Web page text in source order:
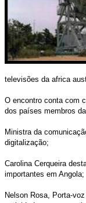
televisões da africa
O encontro conta com
dos países membros
Ministra da
digitalização;
Carolina Cerqueira
importantes em Angola;
Nelson Rosa, Porta-